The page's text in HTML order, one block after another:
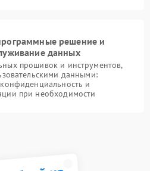
решение и
данных
прошивок и инструментов,
данными:
и
при необходимости